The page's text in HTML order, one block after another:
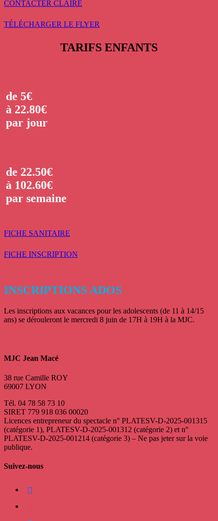
CONTACTER CLAIRE
TÉLÉCHARGER LE FLYER
TARIFS ENFANTS
de 5€
à 22.80€
par jour
de 22.50€
à 102.60€
par semaine
FICHE SANITAIRE
FICHE INSCRIPTION
INSCRIPTIONS ADOS
Les inscriptions aux vacances pour les adolescents (de 11 à 14/15
ans) se dérouleront le mercredi 8 juin de 17H à 19H à la MJC.
MJC Jean Macé
38 rue Camille ROY
69007 LYON
Tél. 04 78 58 73 10
SIRET 779 918 036 00020
Licences entrepreneur du spectacle n° PLATESV-D-2025-001315
(catégorie 1), PLATESV-D-2025-001312 (catégorie 2) et n°
PLATESV-D-2025-001214 (catégorie 3) – Ne pas jeter sur la voie
publique.
Suivez-nous